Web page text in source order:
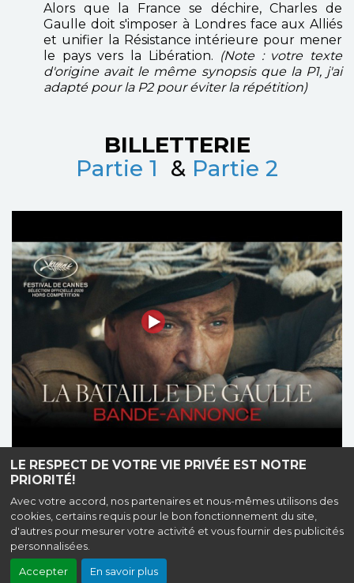
LE RESPECT DE VOTRE VIE PRIVÉE EST NOTRE
PRIORITÉ!
Avec votre accord, nos partenaires et nous-mêmes utilisons des
cookies, certains requis pour le bon fonctionnement du site,
d'autres pour mesurer votre activité et vous fournir des publicités
personnalisées.
Accepter En savoir plus
Alors que la France se déchire, Charles de
Gaulle doit s'imposer à Londres face aux Alliés
et unifier la Résistance intérieure pour mener
le pays vers la Libération. (Note : votre texte
d'origine avait le même synopsis que la P1, j'ai
adapté pour la P2 pour éviter la répétition)
BILLETTERIE
Partie 1 & Partie 2
Haut de page
Cinéma public de Saint-Denis,14 Passage de l'Aqueduc, 93200 Saint-
Mentions légales|Contact